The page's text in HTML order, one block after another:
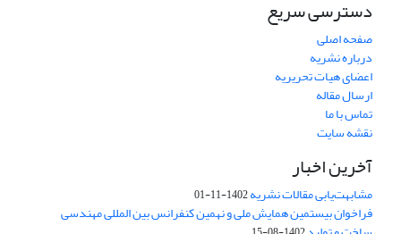
دسترسی سریع
صفحه اصلی
درباره نشریه
اعضای هیات تحریریه
ارسال مقاله
تماس با ما
نقشه سایت
آخرین اخبار
مشابهت‌یابی مقالات نشریه1402-11-01
فراخوان بیستمین همایش ملی و نهمین کنفرانس بین المللی مهندسی